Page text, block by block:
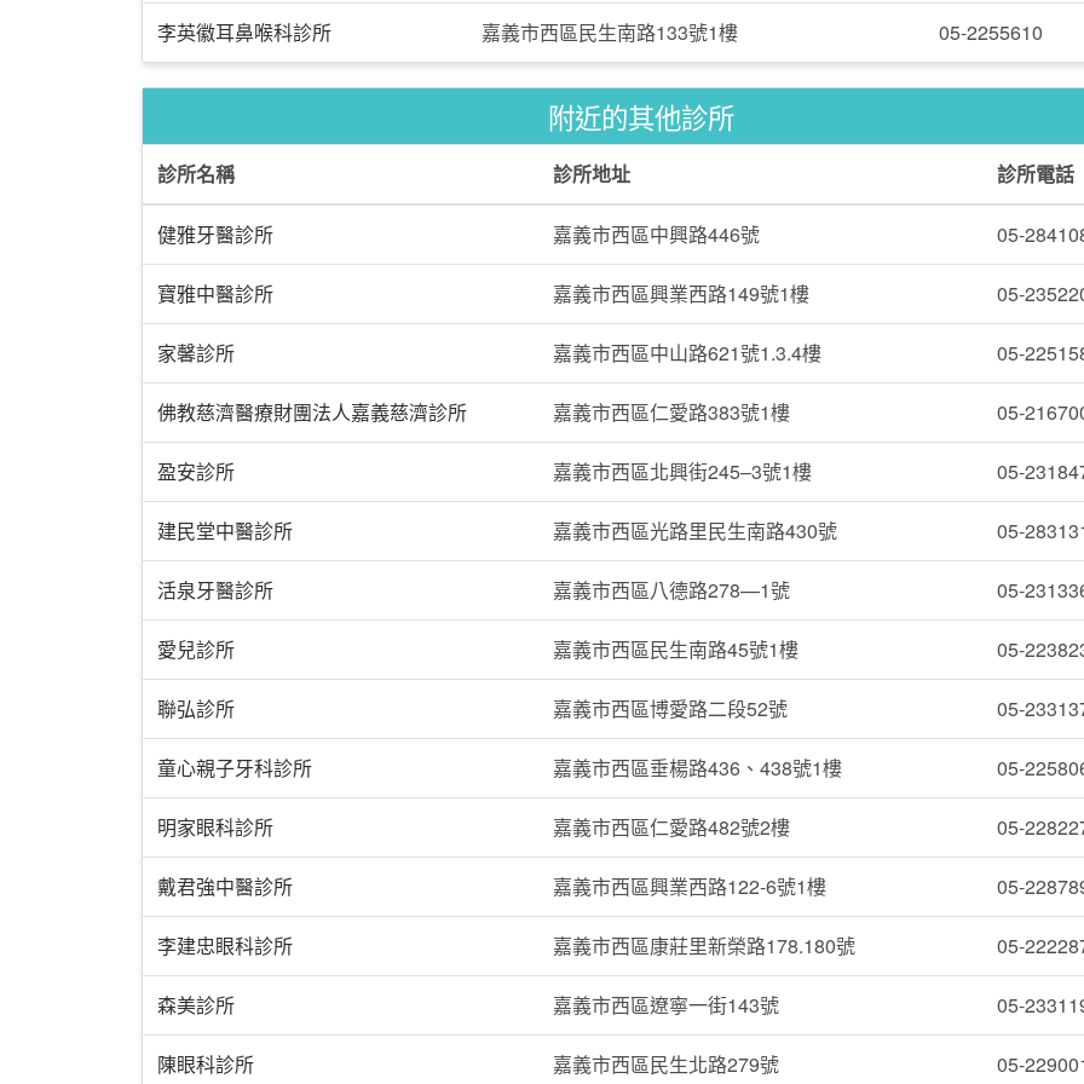
李英徽耳鼻喉科診所 嘉義市西區民生南路133號1樓 05-2255610
附近的其他診所
診所名稱 診所地址 診所電話
健雅牙醫診所 嘉義市西區中興路446號 05-
寶雅中醫診所 嘉義市西區興業西路149號1樓 05-
家馨診所 嘉義市西區中山路621號1.3.4樓 05-
佛教慈濟醫療財團法人嘉義慈濟診所 嘉義市西區仁愛路383號1樓 05-
盈安診所 嘉義市西區北興街245–3號1樓 05-
建民堂中醫診所 嘉義市西區光路里民生南路430號 05-
活泉牙醫診所 嘉義市西區八德路278—1號 05-
愛兒診所 嘉義市西區民生南路45號1樓 05-
聯弘診所 嘉義市西區博愛路二段52號 05-
童心親子牙科診所 嘉義市西區垂楊路436、438號1樓 05-
明家眼科診所 嘉義市西區仁愛路482號2樓 05-
戴君強中醫診所 嘉義市西區興業西路122-6號1樓 05-
李建忠眼科診所 嘉義市西區康莊里新榮路178.180號 05-
森美診所 嘉義市西區遼寧一街143號 05-
陳眼科診所 嘉義市西區民生北路279號 05-